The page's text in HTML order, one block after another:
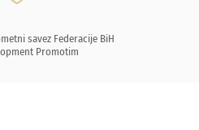
savez Federacije BiH
Promotim